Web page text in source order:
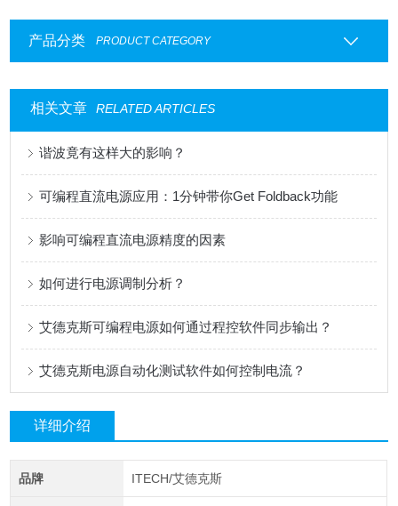
产品分类 PRODUCT CATEGORY
相关文章 RELATED ARTICLES
谐波竟有这样大的影响？
可编程直流电源应用：1分钟带你Get Foldback功能
影响可编程直流电源精度的因素
如何进行电源调制分析？
艾德克斯可编程电源如何通过程控软件同步输出？
艾德克斯电源自动化测试软件如何控制电流？
详细介绍
品牌 ITECH/艾德克斯